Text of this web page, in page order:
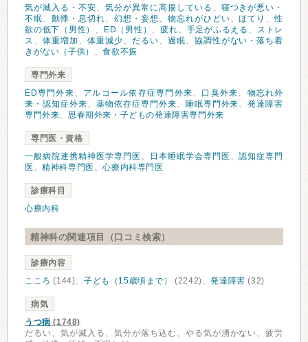
気が滅入る・不安、 気分が異常に高揚している 、 寝つきが悪い・
不眠、 動悸・息切れ、 幻想・妄想 、 物忘れがひどい、ほてり 、性
欲の低下（男性） 、 ED（男性） 、疲れ、 手足がふるえる 、 ストレ
ス 、 体重増加 、 体重減少、 だるい、 過眠、 協調性がない・落ち着
きがない（子供） 、食欲不振
専門外来
ED専門外来、 アルコール依存症専門外来、 口臭外来、 物忘れ外
来・認知症外来、 薬物依存症専門外来、 睡眠専門外来、発達障害
専門外来、思春期外来・子どもの発達障害専門外来
専門医・資格
一般病院連携精神医学専門医 、 日本睡眠学会専門医 、認知症専門
医 、精神科専門医 、心療内科専門医
診療科目
心療内科
精神科の関連項目（口コミ検索）
診療内容
こころ (144)、子ども（15歳頃まで） (2242)、発達障害 (32)
病気
うつ病 (1748)
だるい、気が滅入る、気分が落ち込む、やる気が湧かない、疲労